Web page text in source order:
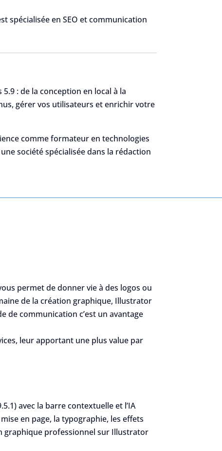
spécialisée en SEO et communication
: de la conception en local à la
gérer vos utilisateurs et enrichir votre
comme formateur en technologies
société spécialisée dans la rédaction
permet de donner vie à des logos ou
de la création graphique, Illustrator
de communication c’est un avantage
leur apportant une plus value par
avec la barre contextuelle et l’IA
en page, la typographie, les effets
graphique professionnel sur Illustrator